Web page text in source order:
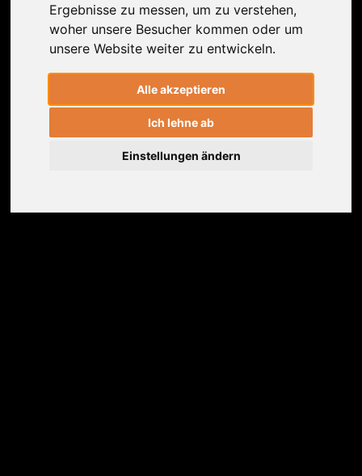
Ergebnisse zu messen, um zu verstehen,
woher unsere Besucher kommen oder um
unsere Website weiter zu entwickeln.
Alle akzeptieren
Ich lehne ab
Einstellungen ändern
Lerne von Dr. Ronald Steiner vier einfache
und grundlegende Techniken, um
zu werden und gebe Deiner Yogapraxis
eine neue Richtung.